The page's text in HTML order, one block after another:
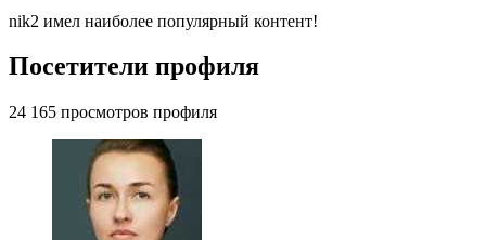
nik2 имел наиболее популярный контент!
Посетители профиля
24 165 просмотров профиля